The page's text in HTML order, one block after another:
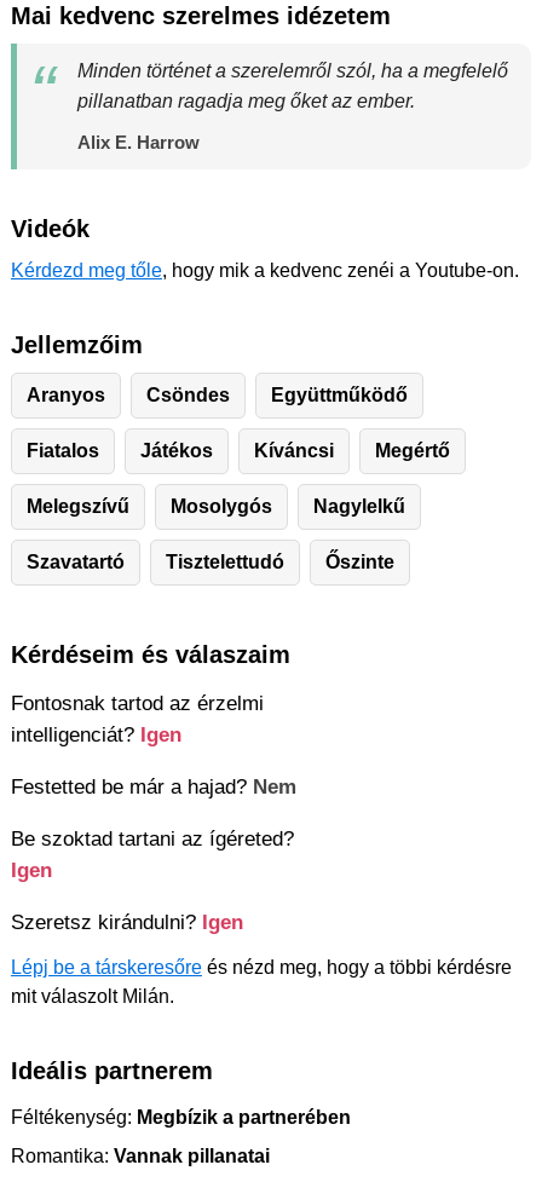
Mai kedvenc szerelmes idézetem
Minden történet a szerelemről szól, ha a megfelelő
pillanatban ragadja meg őket az ember.
Alix E. Harrow
Videók
Kérdezd meg tőle, hogy mik a kedvenc zenéi a Youtube-on.
Jellemzőim
Aranyos Csöndes Együttműködő
Fiatalos Játékos Kíváncsi Megértő
Melegszívű Mosolygós Nagylelkű
Szavatartó Tisztelettudó Őszinte
Kérdéseim és válaszaim
Fontosnak tartod az érzelmi
intelligenciát? Igen
Festetted be már a hajad? Nem
Be szoktad tartani az ígéreted?
Igen
Szeretsz kirándulni? Igen
Lépj be a társkeresőre és nézd meg, hogy a többi kérdésre
mit válaszolt Milán.
Ideális partnerem
Féltékenység: Megbízik a partnerében
Romantika: Vannak pillanatai